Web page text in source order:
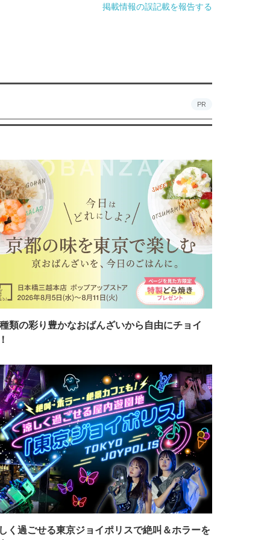
掲載情報の誤記載を報告する
PR
類の彩り豊かなおばんざいから自由にチョイ
く過ごせる東京ジョイポリスで絶叫＆ホラーを